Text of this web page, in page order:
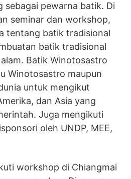
sebagai pewarna batik. Di
seminar dan workshop,
tentang batik tradisional
batik tradisional
Batik Winotosastro
Winotosastro maupun
untuk mengikut
dan Asia yang
Juga mengikuti
oleh UNDP, MEE,
workshop di Chiangmai